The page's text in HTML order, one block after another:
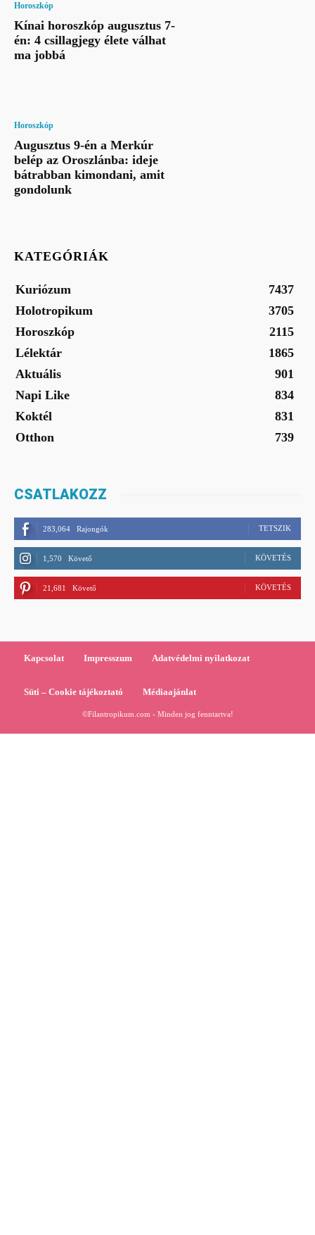
Horoszkóp
Kínai horoszkóp augusztus 7-
én: 4 csillagjegy élete válhat
ma jobbá
Horoszkóp
Augusztus 9-én a Merkúr
belép az Oroszlánba: ideje
bátrabban kimondani, amit
gondolunk
KATEGÓRIÁK
Kuriózum
7437
Holotropikum
3705
Horoszkóp
2115
Lélektár
1865
Aktuális
901
Napi Like
834
Koktél
831
Otthon
739
CSATLAKOZZ
283,064 Rajongók TETSZIK
1,570 Követő KÖVETÉS
21,681 Követő KÖVETÉS
Kapcsolat Impresszum Adatvédelmi nyilatkozat
Süti – Cookie tájékoztató Médiaajánlat
©Filantropikum.com - Minden jog fenntartva!